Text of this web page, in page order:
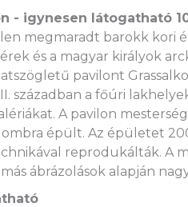
- igynesen látogatható
megmaradt barokk kori
és a magyar királyok
pavilont
században a főúri
A pavilon
épült. Az épületet
reprodukálták. A
ábrázolások alapján